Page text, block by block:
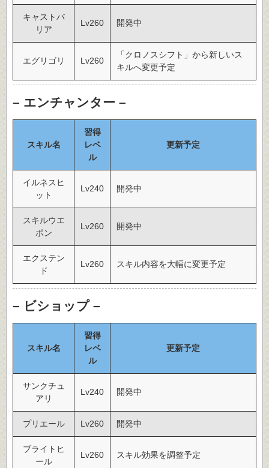
キャストバ
リア
Lv260 開発中
エグリゴリ Lv260
「クロノスシフト」から新しいス
キルへ変更予定
– エンチャンター –
スキル名
習得
レベ
ル
更新予定
イルネスヒ
ット
Lv240 開発中
スキルウエ
ポン
Lv260 開発中
エクステン
ド
Lv260 スキル内容を大幅に変更予定
– ビショップ –
スキル名
習得
レベ
ル
更新予定
サンクチュ
アリ
Lv240 開発中
プリエール Lv260 開発中
ブライトヒ
ール
Lv260 スキル効果を調整予定